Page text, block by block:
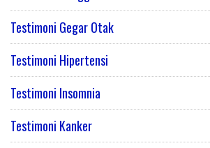
Testimoni Gegar Otak
Testimoni Hipertensi
Testimoni Insomnia
Testimoni Kanker